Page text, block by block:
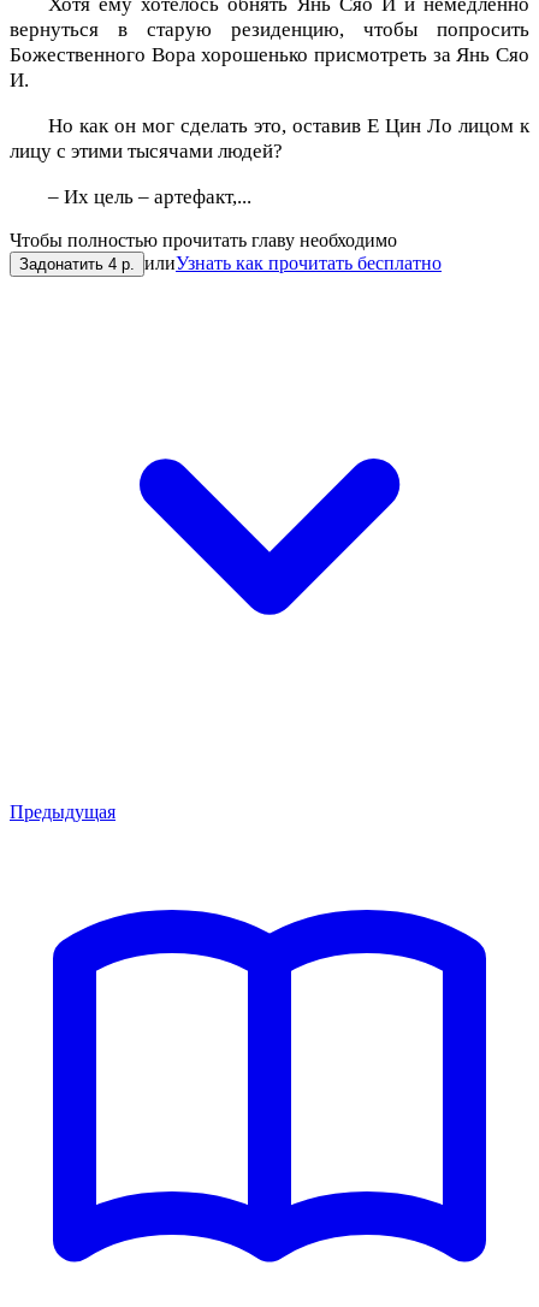
вернуться в старую резиденцию, чтобы попросить
Божественного Вора хорошенько присмотреть за Янь Сяо
И.
Но как он мог сделать это, оставив Е Цин Ло лицом к
лицу с этими тысячами людей?
– Их цель – артефакт,...
Чтобы полностью прочитать главу необходимо
Задонатить 4 р. илиУзнать как прочитать бесплатно
Предыдущая